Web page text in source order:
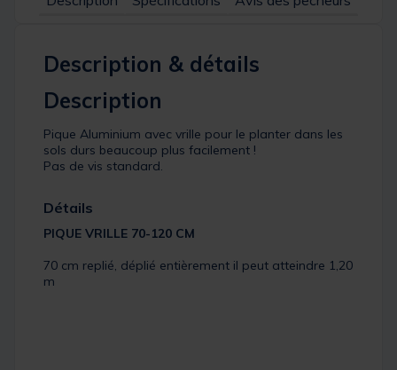
Description & détails
Description
Pique Aluminium avec vrille pour le planter dans les
sols durs beaucoup plus facilement !
Pas de vis standard.
Détails
PIQUE VRILLE 70-120 CM
70 cm replié, déplié entièrement il peut atteindre 1,20
m